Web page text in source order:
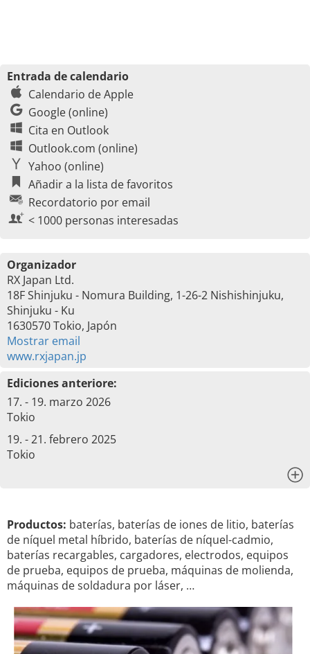
Entrada de calendario
Calendario de Apple
Google (online)
Cita en Outlook
Outlook.com (online)
Yahoo (online)
Añadir a la lista de favoritos
Recordatorio por email
< 1000 personas interesadas
Organizador
RX Japan Ltd.
18F Shinjuku - Nomura Building, 1-26-2 Nishishinjuku,
Shinjuku - Ku
1630570 Tokio, Japón
Mostrar email
www.rxjapan.jp
Ediciones anteriore:
17. - 19. marzo 2026
Tokio
19. - 21. febrero 2025
Tokio
Productos: baterías, baterías de iones de litio, baterías
de níquel metal híbrido, baterías de níquel-cadmio,
baterías recargables, cargadores, electrodos, equipos
de prueba, equipos de prueba, máquinas de molienda,
máquinas de soldadura por láser, …